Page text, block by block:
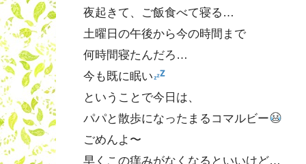
夜起きて、ご飯食べて寝る…
土曜日の午後から今の時間まで
何時間寝たんだろ…
今も既に眠い
ということで今日は、
パパと散歩になったまるコマルビー
ごめんよ〜
早くこの痒みがなくなるといいけど…